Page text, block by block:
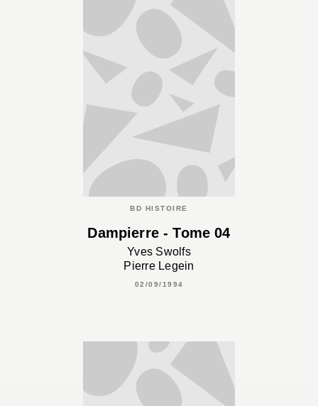
BD HISTOIRE
Dampierre - Tome 04
Yves Swolfs
Pierre Legein
02/09/1994